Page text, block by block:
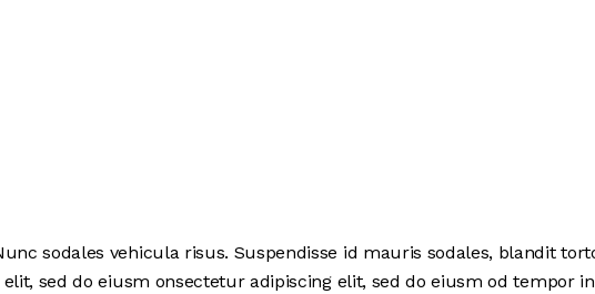
sodales vehicula risus. Suspendisse id mauris sodales, blandit
sed do eiusm onsectetur adipiscing elit, sed do eiusm od tempor